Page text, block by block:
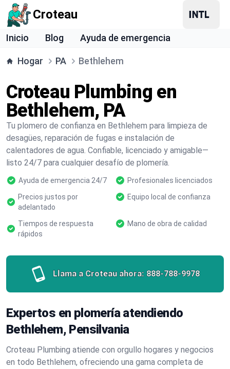
Croteau
Inicio Blog Ayuda de emergencia
Hogar PA Bethlehem
Croteau Plumbing en
Bethlehem, PA
Tu plomero de confianza en Bethlehem para limpieza de
desagües, reparación de fugas e instalación de
calentadores de agua. Confiable, licenciado y amigable—
listo 24/7 para cualquier desafío de plomería.
Ayuda de emergencia 24/7
Profesionales licenciados
Precios justos por
adelantado
Equipo local de confianza
Tiempos de respuesta
rápidos
Mano de obra de calidad
Llama a Croteau ahora: 888-788-9978
Expertos en plomería atendiendo
Bethlehem, Pensilvania
Croteau Plumbing atiende con orgullo hogares y negocios
en todo Bethlehem, ofreciendo una gama completa de